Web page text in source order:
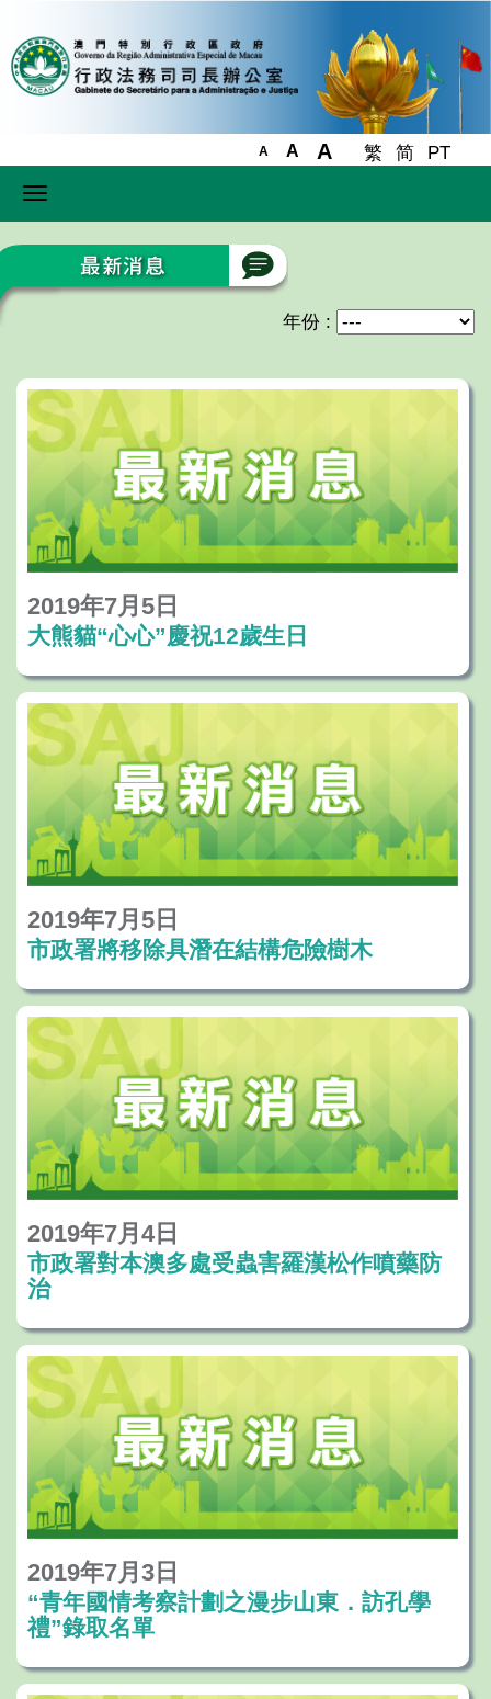
A A A 繁 简 PT
Toggle
年份 :
2019年7月5日
大熊貓“心心”慶祝12歲生日
2019年7月5日
市政署將移除具潛在結構危險樹木
2019年7月4日
市政署對本澳多處受蟲害羅漢松作噴藥防
治
2019年7月3日
“青年國情考察計劃之漫步山東．訪孔學
禮”錄取名單